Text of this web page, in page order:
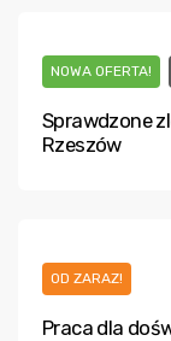
NOWA OFERTA!
Sprawdzone
Rzeszów
OD ZARAZ!
Praca dla